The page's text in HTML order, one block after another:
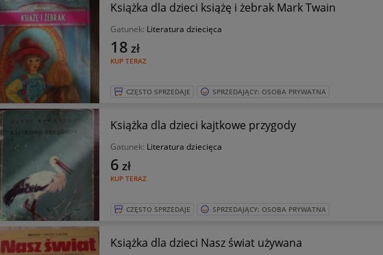
Książka dla dzieci książę i żebrak Mark Twain
Gatunek: Literatura dziecięca
KUP TERAZ
18 zł
CZĘSTO SPRZEDAJE SPRZEDAJĄCY: OSOBA PRYWATNA
Książka dla dzieci kajtkowe przygody
Gatunek: Literatura dziecięca
KUP TERAZ
6 zł
CZĘSTO SPRZEDAJE SPRZEDAJĄCY: OSOBA PRYWATNA
Książka dla dzieci Nasz świat używana